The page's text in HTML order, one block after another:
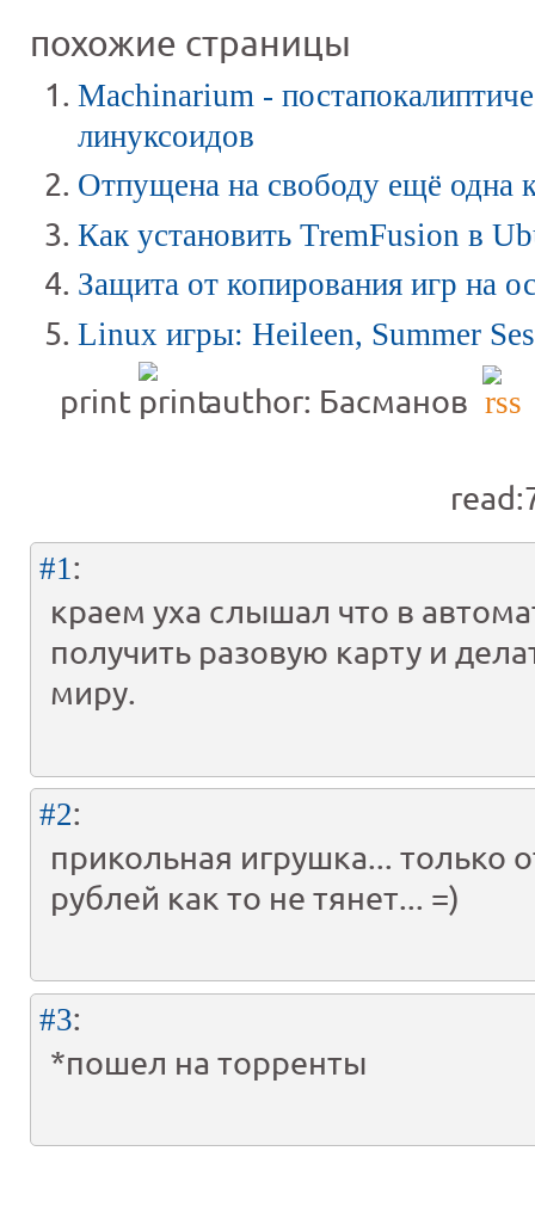
похожие страницы
Machinarium -
линуксоидов
Отпущена на свободу ещё одна
Как установить TremFusion в
Защита от копирования игр на
Linux игры: Heileen, Summer
print author: Басманов
#1:
краем уха слышал что в
получить разовую карту и
миру.
#2:
прикольная игрушка... только
рублей как то не тянет... =)
#3:
*пошел на торренты